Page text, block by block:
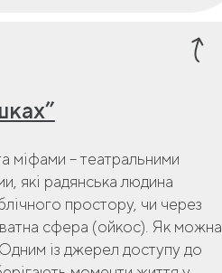
міфами – театральними
які радянська людина
простору, чи через
сфера (ойкос). Як можна
із джерел доступу до